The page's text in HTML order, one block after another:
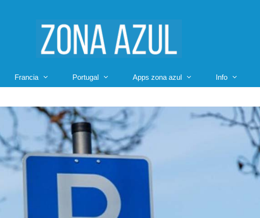
Francia Portugal Apps zona azul Info